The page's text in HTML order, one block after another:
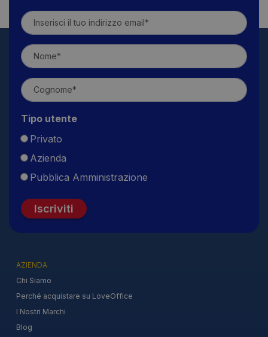
Tipo utente
Privato
Azienda
Pubblica Amministrazione
Iscriviti
AZIENDA
Chi Siamo
Perché acquistare su LoveOffice
I Nostri Marchi
Blog